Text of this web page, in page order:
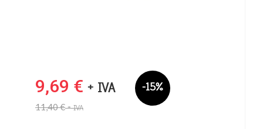
9,69 € + IVA
11,40 €+ IVA
-15%